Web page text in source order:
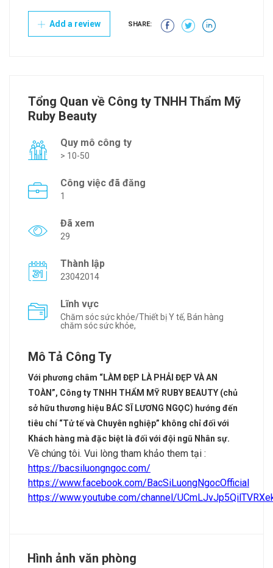
Add a review SHARE:
Tổng Quan về Công ty TNHH Thẩm Mỹ
Ruby Beauty
Quy mô công ty
> 10-50
Công việc đã đăng
1
Đã xem
29
Thành lập
23042014
Lĩnh vực
Chăm sóc sức khỏe/Thiết bị Y tế, Bán hàng
chăm sóc sức khỏe,
Mô Tả Công Ty
Với phương châm “LÀM ĐẸP LÀ PHẢI ĐẸP VÀ AN
TOÀN”, Công ty TNHH THẨM MỸ RUBY BEAUTY (chủ
sở hữu thương hiệu BÁC SĨ LƯƠNG NGỌC) hướng đến
tiêu chí “Tử tế và Chuyên nghiệp” không chỉ đối với
Khách hàng mà đặc biệt là đối với đội ngũ Nhân sự.
Về chúng tôi. Vui lòng tham khảo them tại :
https://bacsiluongngoc.com/
https://www.facebook.com/BacSiLuongNgocOfficial
https://www.youtube.com/channel/
Hình ảnh văn phòng